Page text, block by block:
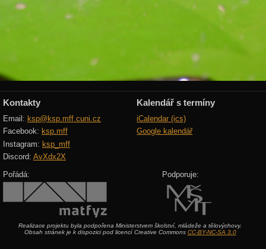
Kontakty
Email: ksp@ksp.mff.cuni.cz
Facebook: ksp.mff
Instagram: ksp_mff
Discord: AvXdx2X
Kalendář s termíny
iCalendar (ics)
Google kalendář
Pořádá: Podporuje:
Realizace projektu byla podpořena Ministerstvem školství, mládeže a tělovýchovy.
Obsah stránek je k dispozici pod licencí Creative Commons CC-BY-NC-SA 3.0